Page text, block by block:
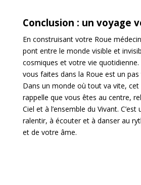
Conclusion : un voyage
En construisant votre Roue
pont entre le monde visible et
cosmiques et votre vie quotidienne.
vous faites dans la Roue est un
Dans un monde où tout va vite, cet
rappelle que vous êtes au centre,
Ciel et à l’ensemble du Vivant.
ralentir, à écouter et à danser au
et de votre âme.